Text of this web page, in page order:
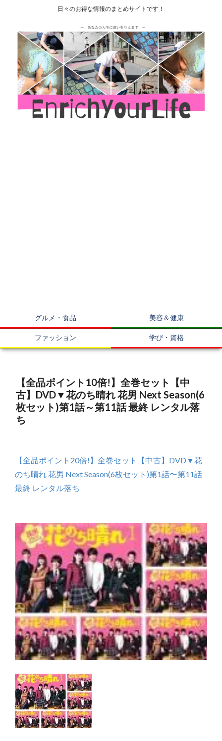
日々のお得な情報のまとめサイトです！
グルメ・食品 美容＆健康
ファッション 学び・資格
【全品ポイント10倍!】全巻セット【中
古】DVD▼花のち晴れ 花男 Next Season(6
枚セット)第1話～第11話 最終 レンタル落
ち
【全品ポイント20倍!】全巻セット【中古】DVD▼花
のち晴れ 花男 Next Season(6枚セット)第1話〜第11話
最終 レンタル落ち